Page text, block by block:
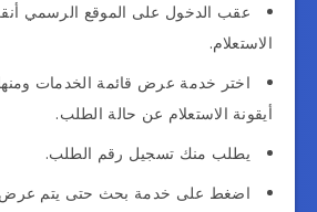
عقب الدخول على الموقع الرسمي
الاستعلام.
اختر خدمة عرض قائمة الخدمات ومنها
أيقونة الاستعلام عن حالة الطلب.
يطلب منك تسجيل رقم الطلب.
اضغط على خدمة بحث حتى يتم عرض